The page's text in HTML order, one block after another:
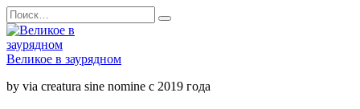
Перейти
к
содержанию
Search
for:
Великое в заурядном
by via creatura sine nomine с 2019 года